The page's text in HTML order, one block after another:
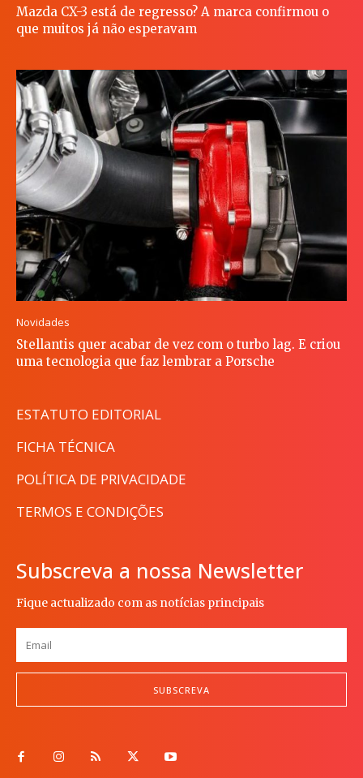
Mazda CX-3 está de regresso? A marca confirmou o
que muitos já não esperavam
Novidades
Stellantis quer acabar de vez com o turbo lag. E criou
uma tecnologia que faz lembrar a Porsche
ESTATUTO EDITORIAL
FICHA TÉCNICA
POLÍTICA DE PRIVACIDADE
TERMOS E CONDIÇÕES
Subscreva a nossa Newsletter
Fique actualizado com as notícias principais
SUBSCREVA